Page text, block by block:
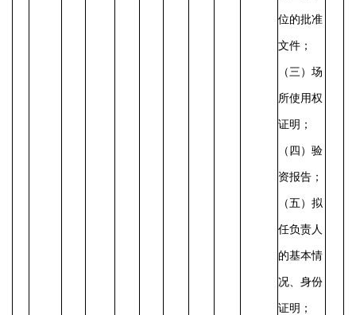
位的批准
文件；
（三）场
所使用权
证明；
（四）验
资报告；
（五）拟
任负责人
的基本情
况、身份
证明；